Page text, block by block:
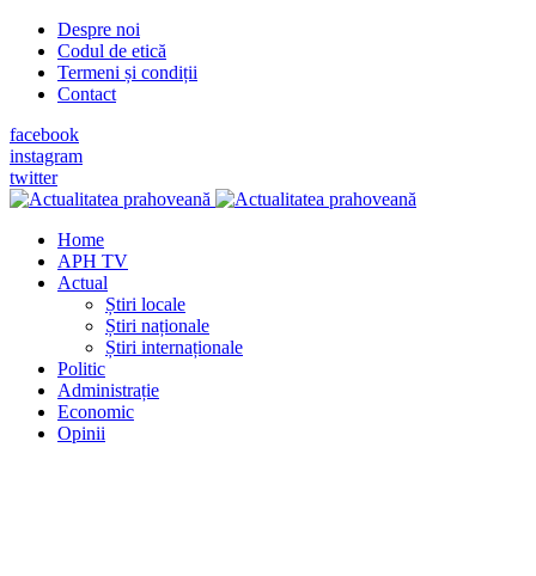
Despre noi
Codul de etică
Termeni și condiții
Contact
facebook
instagram
twitter
Home
APH TV
Actual
Știri locale
Știri naționale
Știri internaționale
Politic
Administrație
Economic
Opinii